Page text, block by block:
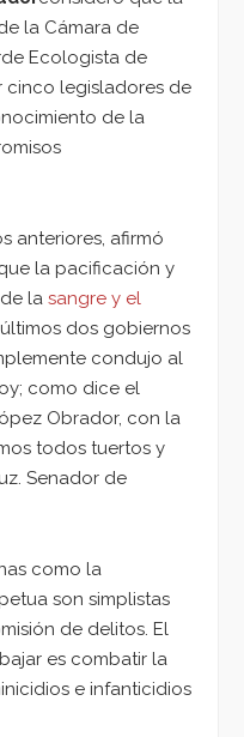
la Cámara de
Ecologista de
cinco legisladores de
de la
anteriores, afirmó
la pacificación y
la sangre y el
dos gobiernos
condujo al
como dice el
Obrador, con la
todos tuertos y
Senador de
como la
son simplistas
de delitos. El
es combatir la
e infanticidios